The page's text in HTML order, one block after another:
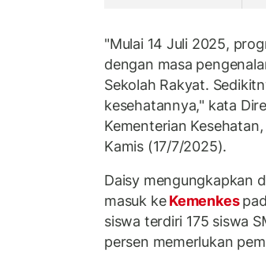
"Mulai 14 Juli 2025,
dengan masa
Sekolah Rakyat.
kesehatannya," kata
Kementerian
Kamis (17/7/2025).
Daisy mengungkapkan
masuk keKemenkes
siswa terdiri 175 siswa
persen memerlukan